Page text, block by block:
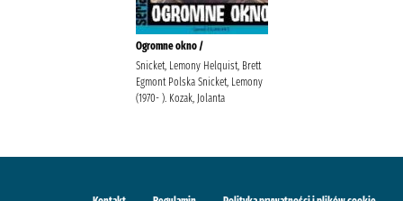
Ogromne okno /
Snicket, Lemony Helquist, Brett
Egmont Polska Snicket, Lemony
(1970- ). Kozak, Jolanta